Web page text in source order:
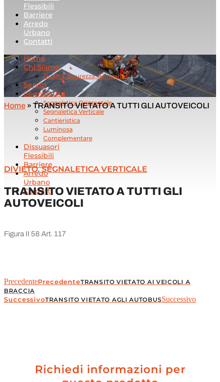
Flessibili
Barriere
Arredo
Urbano
Contatti
Home
Chi Siamo
Qualità, Sicurezza, Ambiente
Servizi
Segnaletica
Segnaletica Orizzontale
Segnaletica Verticale
Cantieristica
Luminosa
Complementare
Dissuasori
Flessibili
Barriere
Arredo
Urbano
Contatti
Home » TRANSITO VIETATO A TUTTI GLI AUTOVEICOLI
DIVIETO,SEGNALETICA VERTICALE
TRANSITO VIETATO A TUTTI GLI
AUTOVEICOLI
Figura II 58 Art. 117
PrecedentePrecedenteTRANSITO VIETATO AI VEICOLI A
BRACCIA
SuccessivoTRANSITO VIETATO AGLI AUTOBUSSuccessivo
Richiedi informazioni per